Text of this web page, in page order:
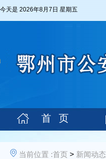
今天是 2026年8月7日 星期五
首 页
当前位置 :首页 > 新闻动态